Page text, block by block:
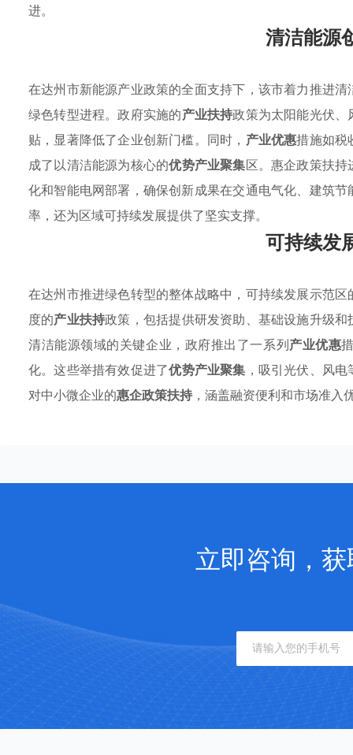
进。
清洁能源
在达州市新能源产业政策的全面支持下，该市着力推进
绿色转型进程。政府实施的产业扶持政策为太阳能光伏
贴，显著降低了企业创新门槛。同时， 产业优惠措施如税
成了以清洁能源为核心的优势产业聚集区。惠企政策扶
化和智能电网部署，确保创新成果在交通电气化、建筑
率，还为区域可持续发展提供了坚实支撑。
可持续发
在达州市推进绿色转型的整体战略中，可持续发展示范
度的产业扶持政策，包括提供研发资助、基础设施升级
清洁能源领域的关键企业，政府推出了一系列产业优惠
化。这些举措有效促进了优势产业聚集 ，吸引光伏、风
对中小微企业的惠企政策扶持 ，涵盖融资便利和市场准
立即咨询，